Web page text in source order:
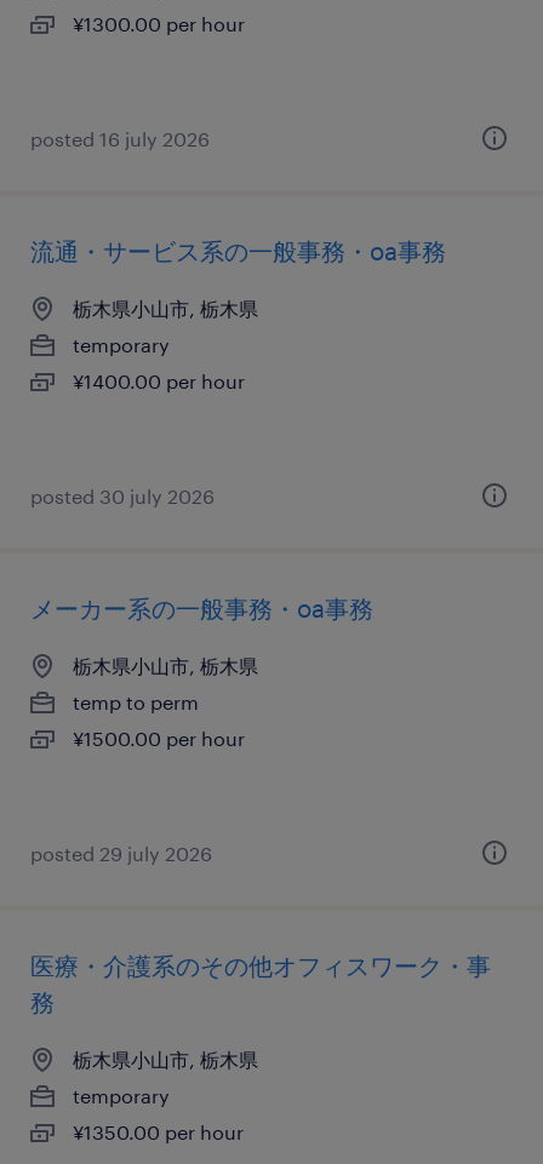
¥1300.00 per hour
posted 16 july 2026
流通・サービス系の一般事務・oa事務
栃木県小山市, 栃木県
temporary
¥1400.00 per hour
posted 30 july 2026
メーカー系の一般事務・oa事務
栃木県小山市, 栃木県
temp to perm
¥1500.00 per hour
posted 29 july 2026
医療・介護系のその他オフィスワーク・事
務
栃木県小山市, 栃木県
temporary
¥1350.00 per hour